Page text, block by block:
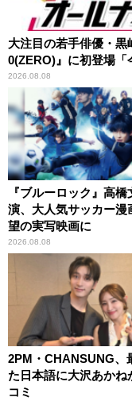
大注目の若手俳優・
0(ZERO)』に初登場「
2026.08.08
『ブルーロック』高橋
演、大人気サッカー漫
望の実写映画に
2026.08.08
2PM・CHANSUNG、
た日本語に大沢あかね
コミ